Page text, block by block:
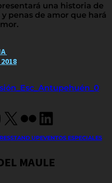
una historia de
penas de amor que hará
X FlickrLinkedIn
STAND UPEVENTOS ESPECIALES
MAULE